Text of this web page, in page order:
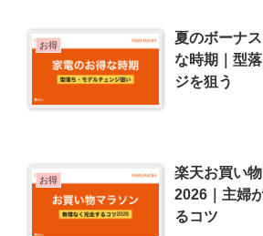
お得
夏のボーナ
な時期｜型
ジを狙う
お得
楽天お買い
2026｜主婦
るコツ